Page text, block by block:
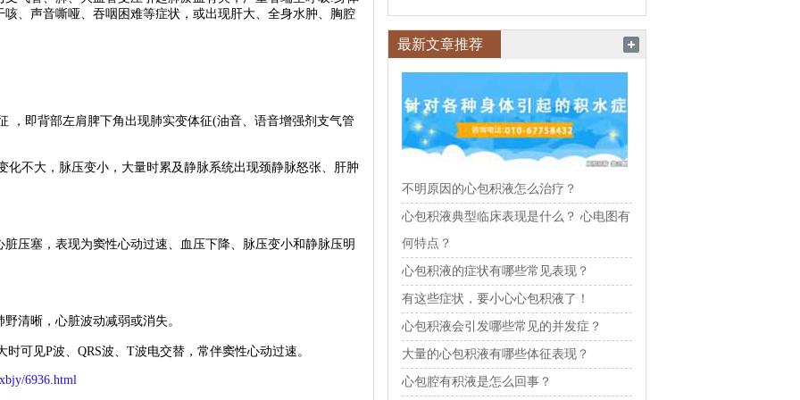
、声音嘶哑、吞咽困难等症状，或出现肝大、全身水肿、胸腔
即背部左肩脾下角出现肺实变体征(油音、语音增强剂支气管
大，脉压变小，大量时累及静脉系统出现颈静脉怒张、肝肿
塞，表现为窦性心动过速、血压下降、脉压变小和静脉压明
晰，心脏波动减弱或消失。
见P波、QRS波、T波电交替，常伴窦性心动过速。
6936.html
最新文章推荐
不明原因的心包积液怎么治疗？
心包积液典型临床表现是什么？ 心电图有
何特点？
心包积液的症状有哪些常见表现？
有这些症状，要小心心包积液了！
心包积液会引发哪些常见的并发症？
大量的心包积液有哪些体征表现？
心包腔有积液是怎么回事？